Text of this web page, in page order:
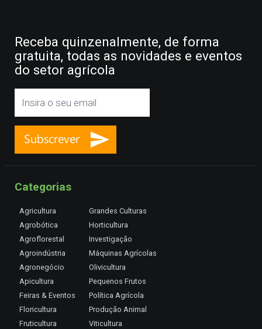
Receba quinzenalmente, de forma
gratuita, todas as novidades e eventos
do setor agrícola
Categorias
Agricultura
Agrobótica
Agroflorestal
Agroindústria
Agronegócio
Apicultura
Feiras & Eventos
Floricultura
Fruticultura
Grandes Culturas
Horticultura
Investigação
Máquinas Agrícolas
Olivicultura
Pequenos Frutos
Política Agrícola
Produção Animal
Viticultura